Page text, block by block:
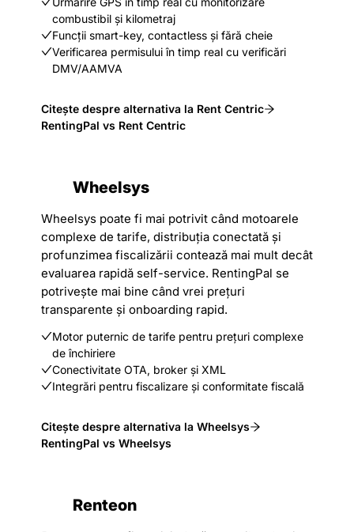
combustibil și kilometraj
Funcții smart-key, contactless și fără cheie
Verificarea permisului în timp real cu verificări
DMV/AAMVA
Citește despre alternativa la Rent Centric
RentingPal vs Rent Centric
Wheelsys
Wheelsys poate fi mai potrivit când motoarele
complexe de tarife, distribuția conectată și
profunzimea fiscalizării contează mai mult decât
evaluarea rapidă self-service. RentingPal se
potrivește mai bine când vrei prețuri
transparente și onboarding rapid.
Motor puternic de tarife pentru prețuri complexe
de închiriere
Conectivitate OTA, broker și XML
Integrări pentru fiscalizare și conformitate fiscală
Citește despre alternativa la Wheelsys
RentingPal vs Wheelsys
Renteon